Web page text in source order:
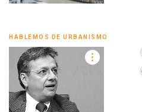
HABLEMOS DE URBANISMO